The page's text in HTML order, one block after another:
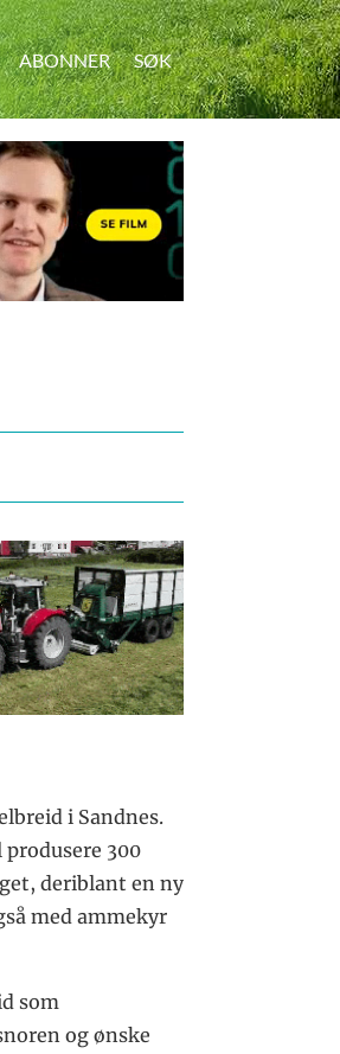
ABONNER SØK
SØK
i Sandnes.
300
deriblant en ny
med ammekyr
som
og ønske